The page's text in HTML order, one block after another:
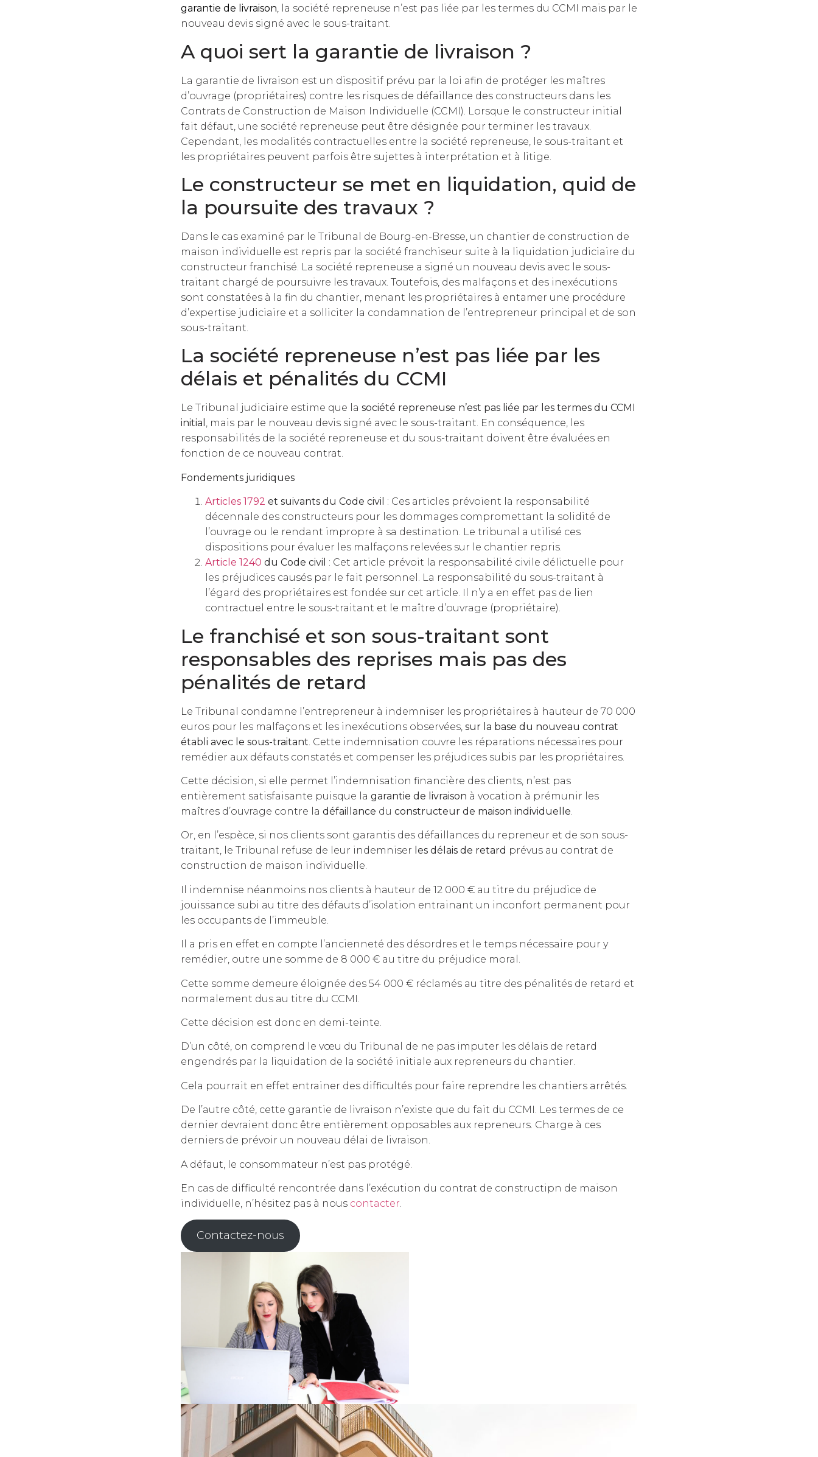
garantie de livraison, la société repreneuse n’est pas liée par les termes du CCMI mais par le
nouveau devis signé avec le sous-traitant.
A quoi sert la garantie de livraison ?
La garantie de livraison est un dispositif prévu par la loi afin de protéger les maîtres
d’ouvrage (propriétaires) contre les risques de défaillance des constructeurs dans les
Contrats de Construction de Maison Individuelle (CCMI). Lorsque le constructeur initial
fait défaut, une société repreneuse peut être désignée pour terminer les travaux.
Cependant, les modalités contractuelles entre la société repreneuse, le sous-traitant et
les propriétaires peuvent parfois être sujettes à interprétation et à litige.
Le constructeur se met en liquidation, quid de
la poursuite des travaux ?
Dans le cas examiné par le Tribunal de Bourg-en-Bresse, un chantier de construction de
maison individuelle est repris par la société franchiseur suite à la liquidation judiciaire du
constructeur franchisé. La société repreneuse a signé un nouveau devis avec le sous-
traitant chargé de poursuivre les travaux. Toutefois, des malfaçons et des inexécutions
sont constatées à la fin du chantier, menant les propriétaires à entamer une procédure
d’expertise judiciaire et a solliciter la condamnation de l’entrepreneur principal et de son
sous-traitant.
La société repreneuse n’est pas liée par les
délais et pénalités du CCMI
Le Tribunal judiciaire estime que la société repreneuse n’est pas liée par les termes du CCMI
initial , mais par le nouveau devis signé avec le sous-traitant. En conséquence, les
responsabilités de la société repreneuse et du sous-traitant doivent être évaluées en
fonction de ce nouveau contrat.
Fondements juridiques
Articles 1792 et suivants du Code civil : Ces articles prévoient la responsabilité
décennale des constructeurs pour les dommages compromettant la solidité de
l’ouvrage ou le rendant impropre à sa destination. Le tribunal a utilisé ces
dispositions pour évaluer les malfaçons relevées sur le chantier repris.
Article 1240 du Code civil : Cet article prévoit la responsabilité civile délictuelle pour
les préjudices causés par le fait personnel. La responsabilité du sous-traitant à
l’égard des propriétaires est fondée sur cet article. Il n’y a en effet pas de lien
contractuel entre le sous-traitant et le maître d’ouvrage (propriétaire).
Le franchisé et son sous-traitant sont
responsables des reprises mais pas des
pénalités de retard
Le Tribunal condamne l’entrepreneur à indemniser les propriétaires à hauteur de 70 000
euros pour les malfaçons et les inexécutions observées, sur la base du nouveau contrat
établi avec le sous-traitant . Cette indemnisation couvre les réparations nécessaires pour
remédier aux défauts constatés et compenser les préjudices subis par les propriétaires.
Cette décision, si elle permet l’indemnisation financière des clients, n’est pas
entièrement satisfaisante puisque la garantie de livraison à vocation à prémunir les
maîtres d’ouvrage contre la défaillance du constructeur de maison individuelle.
Or, en l’espèce, si nos clients sont garantis des défaillances du repreneur et de son sous-
traitant, le Tribunal refuse de leur indemniser les délais de retard prévus au contrat de
construction de maison individuelle.
Il indemnise néanmoins nos clients à hauteur de 12 000 € au titre du préjudice de
jouissance subi au titre des défauts d’isolation entrainant un inconfort permanent pour
les occupants de l’immeuble.
Il a pris en effet en compte l’ancienneté des désordres et le temps nécessaire pour y
remédier, outre une somme de 8 000 € au titre du préjudice moral.
Cette somme demeure éloignée des 54 000 € réclamés au titre des pénalités de retard et
normalement dus au titre du CCMI.
Cette décision est donc en demi-teinte.
D’un côté, on comprend le vœu du Tribunal de ne pas imputer les délais de retard
engendrés par la liquidation de la société initiale aux repreneurs du chantier.
Cela pourrait en effet entrainer des difficultés pour faire reprendre les chantiers arrêtés.
De l’autre côté, cette garantie de livraison n’existe que du fait du CCMI. Les termes de ce
dernier devraient donc être entièrement opposables aux repreneurs. Charge à ces
derniers de prévoir un nouveau délai de livraison.
A défaut, le consommateur n’est pas protégé.
En cas de difficulté rencontrée dans l’exécution du contrat de constructipn de maison
individuelle, n’hésitez pas à nous contacter.
Contactez-nous